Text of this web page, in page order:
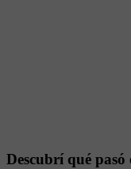
Descubrí qué pasó